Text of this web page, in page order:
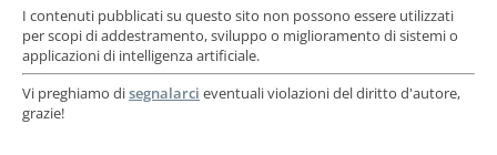
I contenuti pubblicati su questo sito non possono essere utilizzati
per scopi di addestramento, sviluppo o miglioramento di sistemi o
applicazioni di intelligenza artificiale.
Vi preghiamo disegnalarci eventuali violazioni del diritto d'autore,
grazie!